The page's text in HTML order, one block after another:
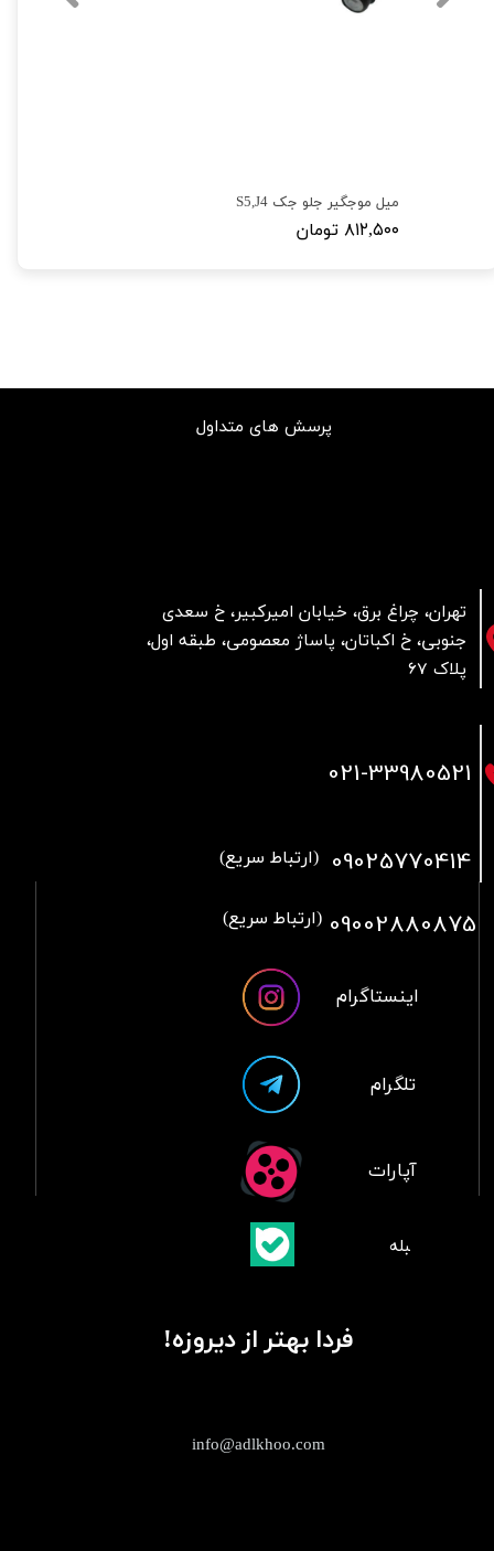
میل موجگیر جلو جک S5,J4
۸۱۲,۵۰۰ تومان
تهران، چراغ برق، خیابان امیرکبیر، خ سعدی
جنوبی، خ اکباتان، پاساژ معصومی، طبقه اول،
پلاک 67
info@adlkhoo.com
پرسش های متداول
021-33980521
09025770414 (ارتباط سریع)
09002880875 (ارتباط سریع)
فردا بهتر از دیروزه!
آپارات
تلگرام
اینستاگرام
​بلبله​​​​​​​بله